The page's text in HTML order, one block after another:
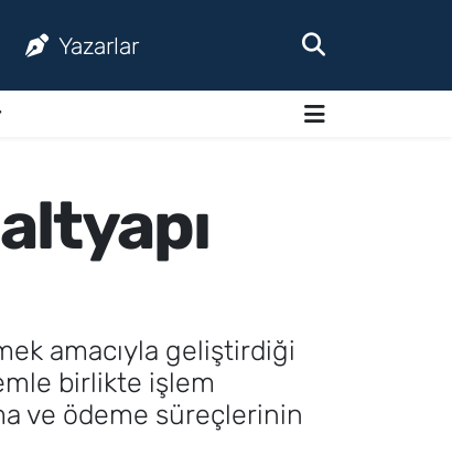
Yazarlar
amacıyla geliştirdiği
birlikte işlem
ve ödeme süreçlerinin